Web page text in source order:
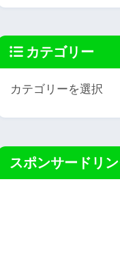
カテゴリー
スポンサードリ